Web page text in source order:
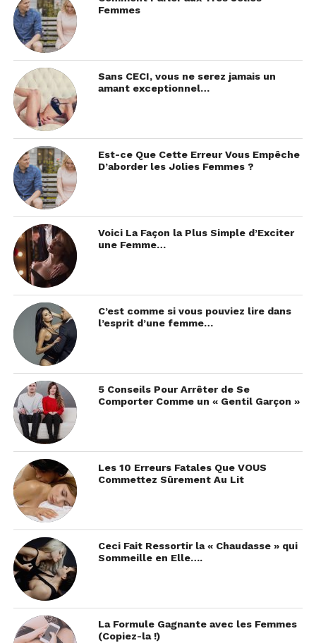
Femmes
Sans CECI, vous ne serez jamais un
amant exceptionnel…
Est-ce Que Cette Erreur Vous Empêche
D’aborder les Jolies Femmes ?
Voici La Façon la Plus Simple d’Exciter
une Femme…
C’est comme si vous pouviez lire dans
l’esprit d’une femme…
5 Conseils Pour Arrêter de Se
Comporter Comme un « Gentil Garçon »
Les 10 Erreurs Fatales Que VOUS
Commettez Sûrement Au Lit
Ceci Fait Ressortir la « Chaudasse » qui
Sommeille en Elle….
La Formule Gagnante avec les Femmes
(Copiez-la !)